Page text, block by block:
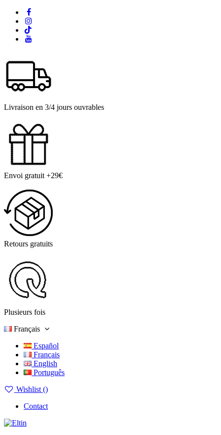
Livraison en 3/4 jours ouvrables
Envoi gratuit +29€
Retours gratuits
Plusieurs fois
Français
Español
Français
English
Português
Wishlist ()
Contact